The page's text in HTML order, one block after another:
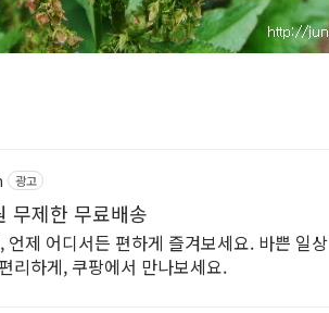
광고
무제한 무료배송
언제 어디서든 편하게 즐겨보세요. 바쁜 일상
리하게, 쿠팡에서 만나보세요.